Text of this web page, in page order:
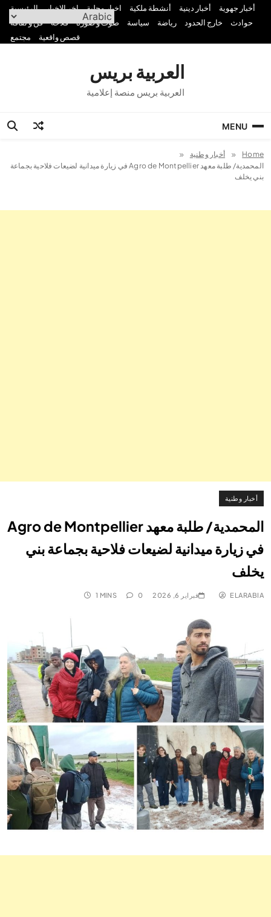
Skipأخبار جهوية أخبار دينية أنشطة ملكية اخبار محلية اخر الاخبار
الرئيسية
حوادث
خارج الحدود رياضة سياسة صوت و صورة فلاحة
فن و ثقافة
قصص واقعية
مجتمع
العربية بريس
العربية بريس منصة إعلامية
MENU
Home
أخبار وطنية
المحمدية/ طلبة معهد Agro de Montpellier في زيارة ميدانية لضيعات فلاحية بجماعة
بني يخلف
أخبار وطنية
المحمدية/ طلبة معهد Agro de Montpellier
في زيارة ميدانية لضيعات فلاحية بجماعة بني
يخلف
ELARABIA فبراير 6, 2026 0
1 MINS